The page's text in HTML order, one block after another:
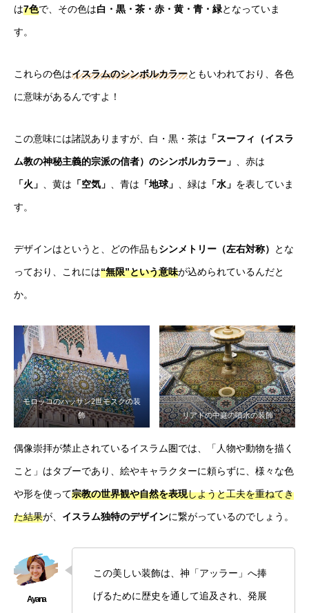
は7色で、その色は白・黒・茶・赤・黄・青・緑となっていま
す。
これらの色はイスラムのシンボルカラーともいわれており、各色
に意味があるんですよ！
この意味には諸説ありますが、白・黒・茶は 「スーフィ（イスラ
ム教の神秘主義的宗派の信者）のシンボルカラー」 、赤は
「火」 、黄は 「空気」 、青は 「地球」 、緑は 「水」 を表していま
す。
デザインはというと、どの作品もシンメトリー（左右対称） とな
っており、これには“無限”という意味が込められているんだと
か。
モロッコのハッサン2世モスクの装
飾
リアドの中庭の噴水の装飾
偶像崇拝が禁止されているイスラム圏では、「人物や動物を描く
こと」はタブーであり、絵やキャラクターに頼らずに、様々な色
や形を使って宗教の世界観や自然を表現しようと工夫を重ねてき
た結果が、 イスラム独特のデザインに繋がっているのでしょう。
この美しい装飾は、神「アッラー」へ捧
げるために歴史を通して追及され、発展